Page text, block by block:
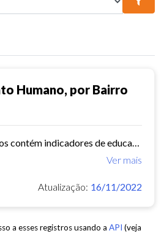
Humano, por Bairro
Ver mais
Atualização: 16/11/2022
a esses registros usando a API (veja